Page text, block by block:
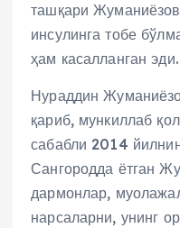
ташқари
инсулинга тобе
ҳам касалланган эди.
Нураддин
қариб, мункиллаб
сабабли 2014
Сангородда ётган
дармонлар,
нарсаларни, унинг